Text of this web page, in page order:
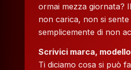
ormai mezza giornata?
non carica, non si sente
semplicemente di non
Scrivici marca,
Ti diciamo cosa si può